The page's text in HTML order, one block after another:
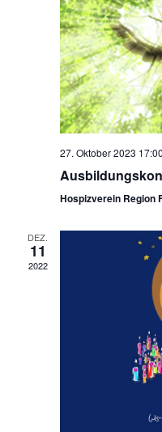
27. Oktober 2023 17:00
Hospizverein Region
DEZ.
11
2022